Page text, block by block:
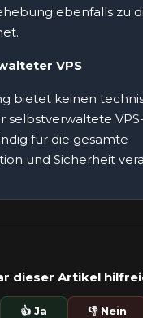
ebenfalls zu
VPS
bietet keinen
selbstverwaltete
für die gesamte
und Sicherheit
dieser Artikel
👍 Ja 👎 Nein